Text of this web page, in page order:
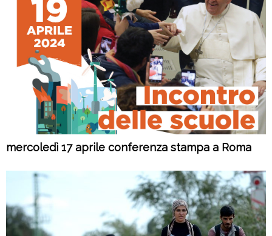
mercoledì 17 aprile conferenza stampa a Roma